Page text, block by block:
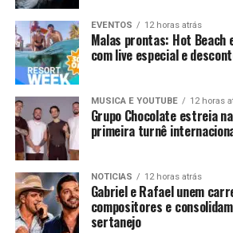
EVENTOS 12 horas atrás
Malas prontas: Hot Beach
com live especial e
MUSICA E YOUTUBE 12 horas
Grupo Chocolate estreia
primeira turnê
NOTICIAS 12 horas atrás
Gabriel e Rafael unem
compositores e
sertanejo